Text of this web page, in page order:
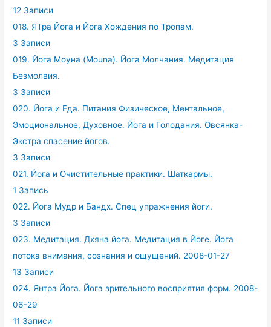
12 Записи
018. ЯТра Йога и Йога Хождения по Тропам.
3 Записи
019. Йога Моуна (Mouna). Йога Молчания. Медитация
Безмолвия.
3 Записи
020. Йога и Еда. Питания Физическое, Ментальное,
Эмоциональное, Духовное. Йога и Голодания. Овсянка-
Экстра спасение йогов.
3 Записи
021. Йога и Очистительные практики. Шаткармы.
1 Запись
022. Йога Мудр и Бандх. Спец упражнения йоги.
3 Записи
023. Медитация. Дхяна йога. Медитация в Йоге. Йога
потока внимания, сознания и ощущений. 2008-01-27
13 Записи
024. Янтра Йога. Йога зрительного восприятия форм. 2008-
06-29
11 Записи